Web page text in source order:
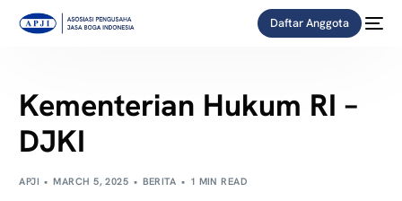
Daftar Anggota
Kementerian Hukum RI –
DJKI
APJI MARCH 5, 2025 BERITA 1 MIN READ